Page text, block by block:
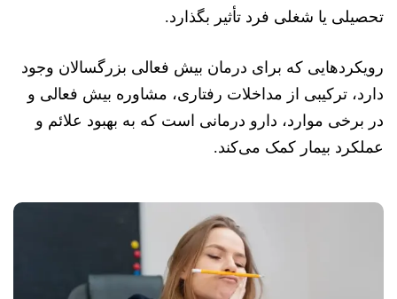
تحصیلی یا شغلی فرد تأثیر بگذارد.
رویکردهایی که برای درمان بیش فعالی بزرگسالان وجود
دارد، ترکیبی از مداخلات رفتاری، مشاوره بیش فعالی و
در برخی موارد، دارو درمانی است که به بهبود علائم و
عملکرد بیمار کمک می‌کند.